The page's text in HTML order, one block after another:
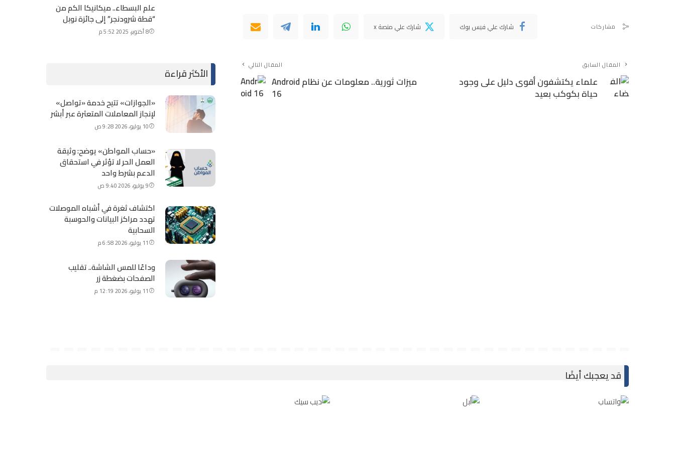
مشاركات شارك علي فيس بوك شارك علي منصة x
المقال السابق
علماء يكتشفون أقوى دليل على وجود
حياة بكوكب بعيد
المقال التالي
ميزات ثورية.. معلومات عن نظام Android
16
علم البسطاء.. ميكانيكا الكم من
“قطة شرودنجر” إلى جائزة نوبل
8 أكتوبر، 2025 5:52 م
الأكثر قراءة
«الجوازات» تتيح خدمة «تواصل»
لإنجاز المعاملات المتعثرة عبر أبشر
10 يوليو، 2026 9:28 ص
«حساب المواطن» يوضح: وثيقة
العمل الحر لا تؤثر في استحقاق
الدعم بشرط واحد
9 يوليو، 2026 9:40 ص
اكتشاف ثغرة في أشباه الموصلات
تهدد مراكز البيانات والحوسبة
السحابية
11 يوليو، 2026 6:58 م
وداعًا للمس الشاشة.. تقليب
الصفحات بضغطة زر
11 يوليو، 2026 12:19 م
قد يعجبك أيضًا